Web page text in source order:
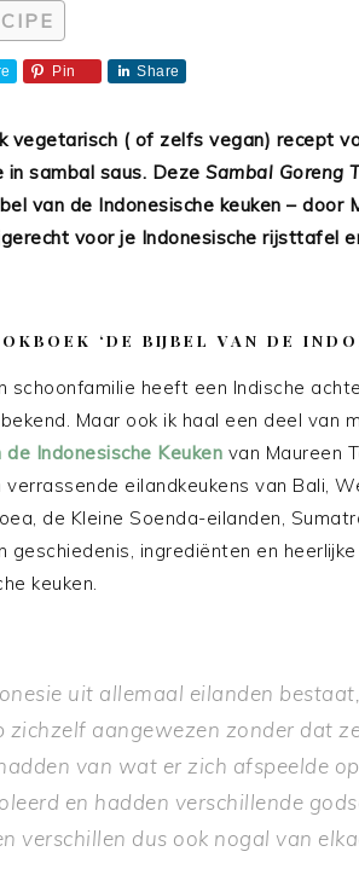
Pin Share
vegetarisch ( of zelfs vegan) recept
in sambal saus. Deze Sambal Goreng
van de Indonesische keuken – door
voor je Indonesische rijsttafel
‘DE BIJBEL VAN DE
schoonfamilie heeft een Indische
Maar ook ik haal een deel van
Indonesische Keuken van Maureen
eilandkeukens van Bali,
de Kleine Soenda-eilanden,
geschiedenis, ingrediënten en
keuken.
uit allemaal eilanden
zichzelf aangewezen zonder dat
van wat er zich afspeelde
en hadden verschillende
verschillen dus ook nogal van